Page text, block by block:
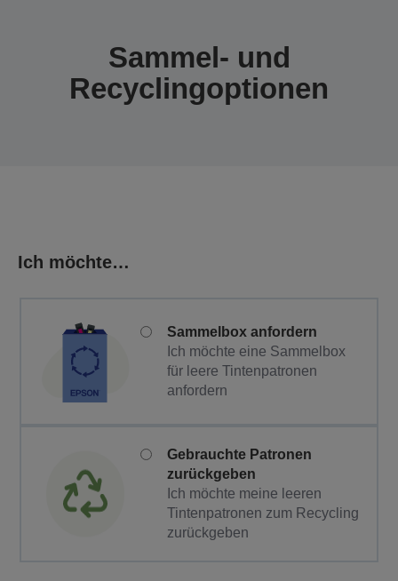
Sammel- und
Recyclingoptionen
Ich möchte…
Sammelbox anfordern
Ich möchte eine Sammelbox
für leere Tintenpatronen
anfordern
Gebrauchte Patronen
zurückgeben
Ich möchte meine leeren
Tintenpatronen zum Recycling
zurückgeben